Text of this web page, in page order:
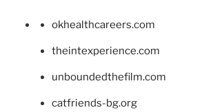
okhealthcareers.com
theintexperience.com
unboundedthefilm.com
catfriends-bg.org